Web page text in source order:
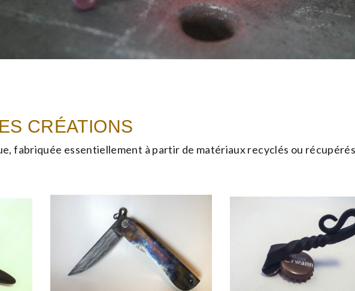
CRÉATIONS
fabriquée essentiellement à partir de matériaux recyclés ou récupérés